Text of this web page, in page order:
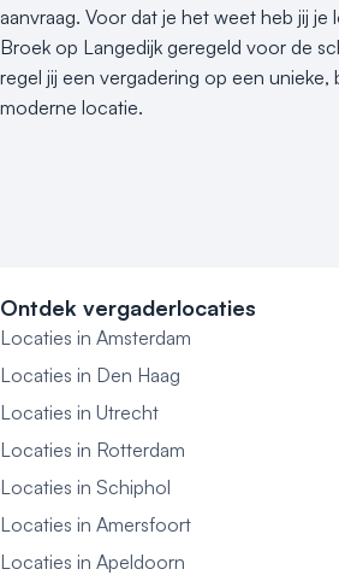
aanvraag. Voor dat je het weet heb jij je
Broek op Langedijk geregeld voor de
regel jij een vergadering op een unieke,
moderne locatie.
Ontdek vergaderlocaties
Locaties in Amsterdam
Locaties in Den Haag
Locaties in Utrecht
Locaties in Rotterdam
Locaties in Schiphol
Locaties in Amersfoort
Locaties in Apeldoorn